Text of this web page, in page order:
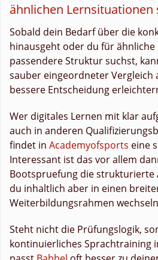
ähnlichen Lernsituationen
Sobald dein Bedarf über die
hinausgeht oder du für ähnliche
passendere Struktur suchst,
sauber eingeordneter Vergleich
bessere Entscheidung
Wer digitales Lernen mit klar
auch in anderen
findet in Academyofsports eine
Interessant ist das vor allem
Bootspruefung die strukturierte
du inhaltlich aber in einen
Weiterbildungsrahmen
Steht nicht die Prüfungslogik,
kontinuierliches Sprachtraining